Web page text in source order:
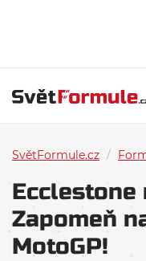
SvětFormule.cz /
Ecclestone
Zapomeň
MotoGP!